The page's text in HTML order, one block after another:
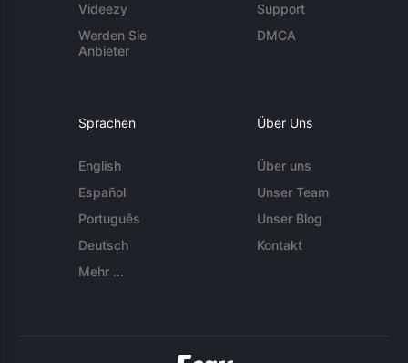
Videezy
Werden Sie
Anbieter
Support
DMCA
Sprachen
English
Español
Português
Deutsch
Mehr ...
Über Uns
Über uns
Unser Team
Unser Blog
Kontakt